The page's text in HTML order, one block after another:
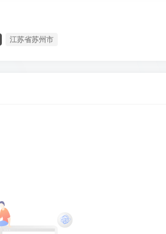
江苏省苏州市